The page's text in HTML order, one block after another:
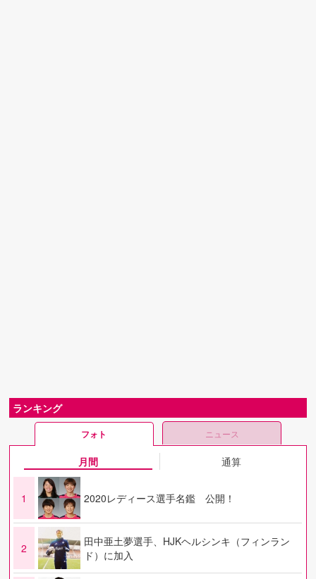
ランキング
フォト ニュース
月間 通算
1 2020レディース選手名鑑 公開！
2
田中亜土夢選手、HJKヘルシンキ（フィンラン
ド）に加入